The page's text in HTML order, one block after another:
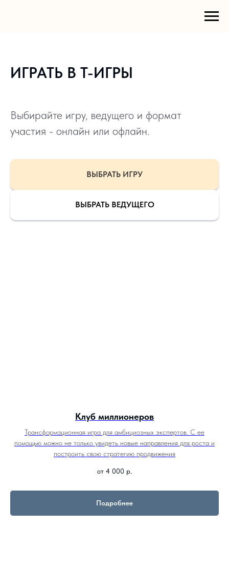
ИГРАТЬ В Т-ИГРЫ
Выбирайте игру, ведущего и формат
участия - онлайн или офлайн.
ВЫБРАТЬ ИГРУ
ВЫБРАТЬ ВЕДУЩЕГО
Клуб миллионеров
Трансформационная игра для амбициозных экспертов. С ее
помощью можно не только увидеть новые направления для роста и
построить свою стратегию продвижения
от 4 000 р.
Подробнее